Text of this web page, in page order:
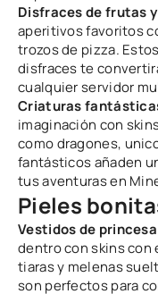
Disfraces de frutas
aperitivos favoritos
trozos de pizza.
disfraces te
cualquier servidor
Criaturas
imaginación con
como dragones,
fantásticos añaden
tus aventuras en
Pieles
Vestidos de princesa
dentro con skins
tiaras y melenas
son perfectos para